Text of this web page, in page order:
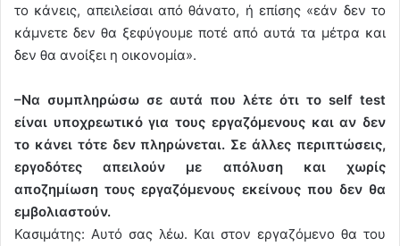
το κάνεις, απειλείσαι από θάνατο, ή επίσης «εάν δεν το
κάμνετε δεν θα ξεφύγουμε ποτέ από αυτά τα μέτρα και
δεν θα ανοίξει η οικονομία».
–Να συμπληρώσω σε αυτά που λέτε ότι το self test
είναι υποχρεωτικό για τους εργαζόμενους και αν δεν
το κάνει τότε δεν πληρώνεται. Σε άλλες περιπτώσεις,
εργοδότες απειλούν με απόλυση και χωρίς
αποζημίωση τους εργαζόμενους εκείνους που δεν θα
εμβολιαστούν.
Κασιμάτης: Αυτό σας λέω. Και στον εργαζόμενο θα του